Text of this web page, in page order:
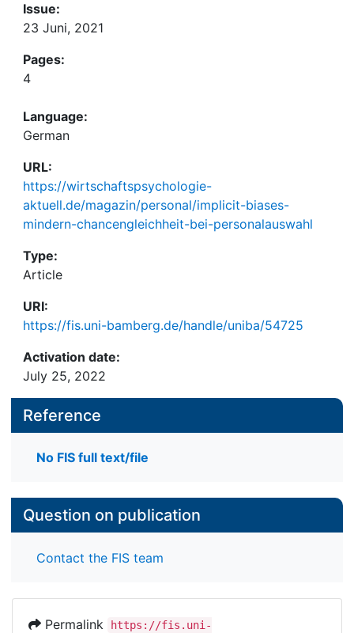
Issue:
23 Juni, 2021
Pages:
4
Language:
German
URL:
https://wirtschaftspsychologie-
aktuell.de/magazin/personal/implicit-biases-
mindern-chancengleichheit-bei-personalauswahl
Type:
Article
URI:
https://fis.uni-bamberg.de/handle/uniba/54725
Activation date:
July 25, 2022
Reference
No FIS full text/file
Question on publication
Contact the FIS team
Permalink
https://fis.uni-